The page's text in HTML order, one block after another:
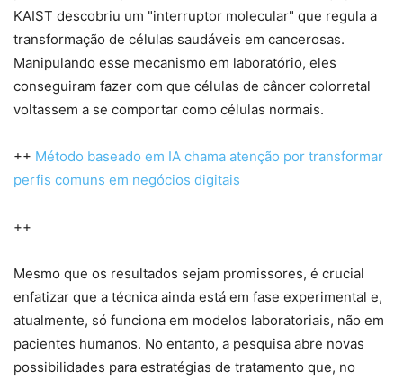
KAIST descobriu um "interruptor molecular" que regula a
transformação de células saudáveis em cancerosas.
Manipulando esse mecanismo em laboratório, eles
conseguiram fazer com que células de câncer colorretal
voltassem a se comportar como células normais.
++ Método baseado em IA chama atenção por transformar
perfis comuns em negócios digitais
++
Mesmo que os resultados sejam promissores, é crucial
enfatizar que a técnica ainda está em fase experimental e,
atualmente, só funciona em modelos laboratoriais, não em
pacientes humanos. No entanto, a pesquisa abre novas
possibilidades para estratégias de tratamento que, no